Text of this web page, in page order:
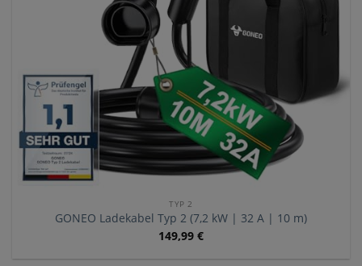
TYP 2
GONEO Ladekabel Typ 2 (7,2 kW | 32 A | 10 m)
149,99 €